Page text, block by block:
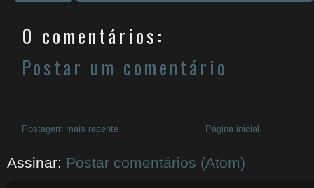
0 comentários:
Postar um comentário
Postagem mais recente Página inicial
Assinar: Postar comentários (Atom)